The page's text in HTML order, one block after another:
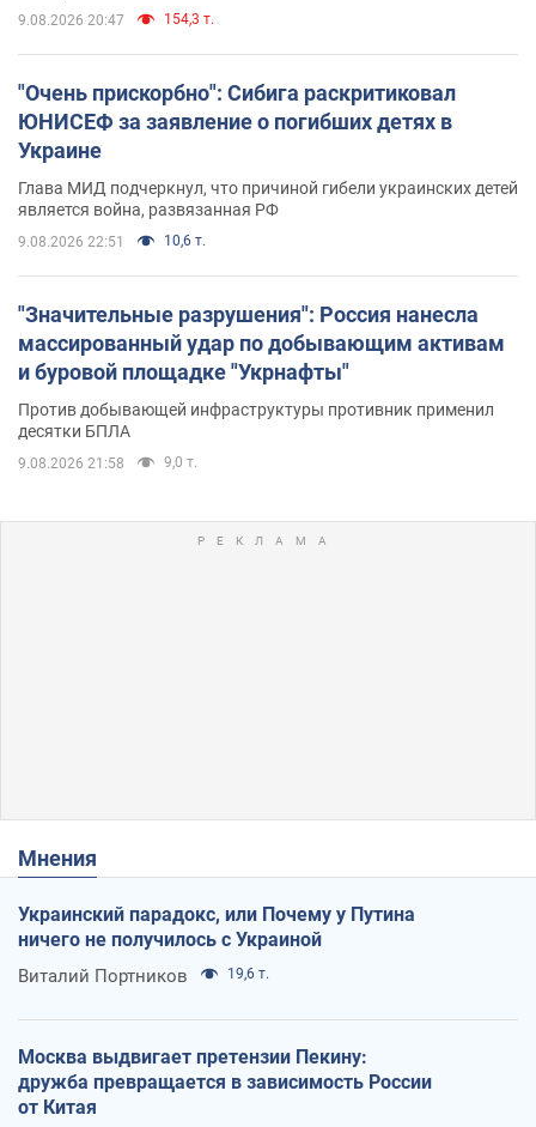
9.08.2026 20:47 154,3 т.
"Очень прискорбно": Сибига раскритиковал
ЮНИСЕФ за заявление о погибших детях в
Украине
Глава МИД подчеркнул, что причиной гибели украинских детей
является война, развязанная РФ
9.08.2026 22:51 10,6 т.
"Значительные разрушения": Россия нанесла
массированный удар по добывающим активам
и буровой площадке "Укрнафты"
Против добывающей инфраструктуры противник применил
десятки БПЛА
9.08.2026 21:58 9,0 т.
Мнения
Украинский парадокс, или Почему у Путина
ничего не получилось с Украиной
Виталий Портников 19,6 т.
Москва выдвигает претензии Пекину:
дружба превращается в зависимость России
от Китая